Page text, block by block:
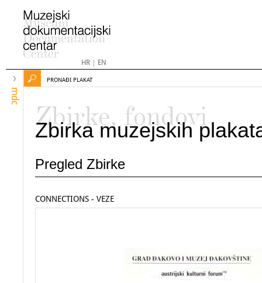
HR| EN
mdc
PRONAĐI PLAKAT
Zbirke, fondovi
Zbirka muzejskih
Pregled Zbirke
CONNECTIONS - VEZE